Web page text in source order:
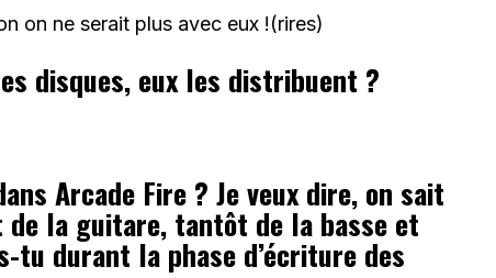
on ne serait plus avec eux !(rires)
disques, eux les distribuent ?
Arcade Fire ? Je veux dire, on sait
la guitare, tantôt de la basse et
tu durant la phase d’écriture des